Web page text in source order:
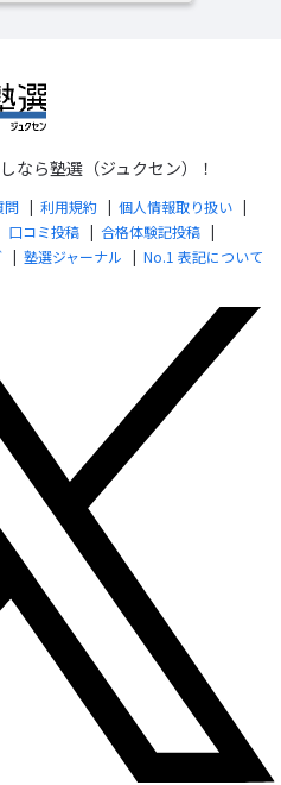
なら塾選（ジュクセン）！
問 利用規約
個人情報取り扱い
口コミ投稿
合格体験記投稿
塾選ジャーナル No.1 表記について